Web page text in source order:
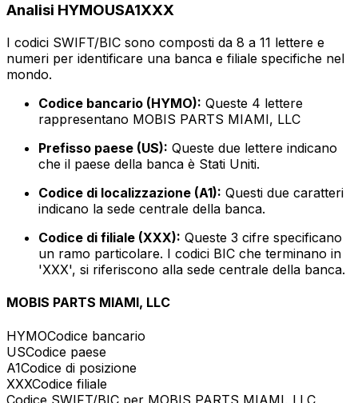
Analisi HYMOUSA1XXX
I codici SWIFT/BIC sono composti da 8 a 11 lettere e
numeri per identificare una banca e filiale specifiche nel
mondo.
Codice bancario (HYMO): Queste 4 lettere
rappresentano MOBIS PARTS MIAMI, LLC
Prefisso paese (US): Queste due lettere indicano
che il paese della banca è Stati Uniti.
Codice di localizzazione (A1): Questi due caratteri
indicano la sede centrale della banca.
Codice di filiale (XXX): Queste 3 cifre specificano
un ramo particolare. I codici BIC che terminano in
'XXX', si riferiscono alla sede centrale della banca.
MOBIS PARTS MIAMI, LLC
HYMOCodice bancario
USCodice paese
A1Codice di posizione
XXXCodice filiale
Codice SWIFT/BIC per MOBIS PARTS MIAMI, LLC